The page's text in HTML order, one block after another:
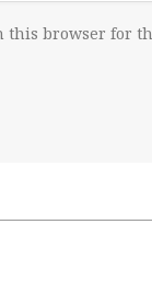
this browser for